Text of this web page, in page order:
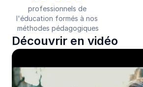
professionnels de
l'éducation formés à nos
méthodes pédagogiques
Découvrir en vidéo